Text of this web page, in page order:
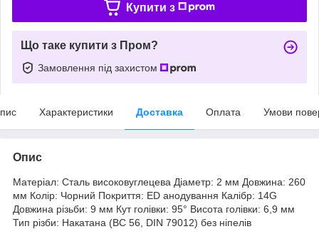
Купити з
Що таке купити з Пром?
Замовлення під захистом
Характеристики Доставка Оплата Умови
Опис
Матеріал: Сталь високовуглецева Діаметр: 2 мм Довжина: 260
мм Колір: Чорний Покриття: ED анодування Калібр: 14G
Довжина різьби: 9 мм Кут голівки: 95° Висота голівки: 6,9 мм
Тип різби: Накатана (BC 56, DIN 79012) без ніпелів